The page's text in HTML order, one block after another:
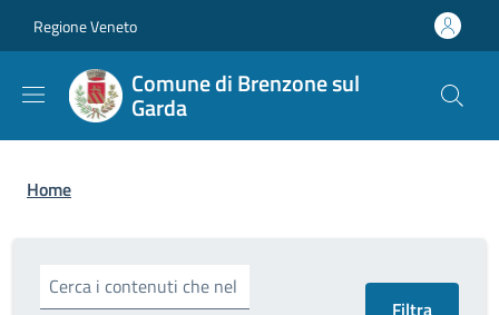
Regione Veneto
Comune di Brenzone sul
Garda
Briciole di pane
Home
Cerca i contenuti che nel